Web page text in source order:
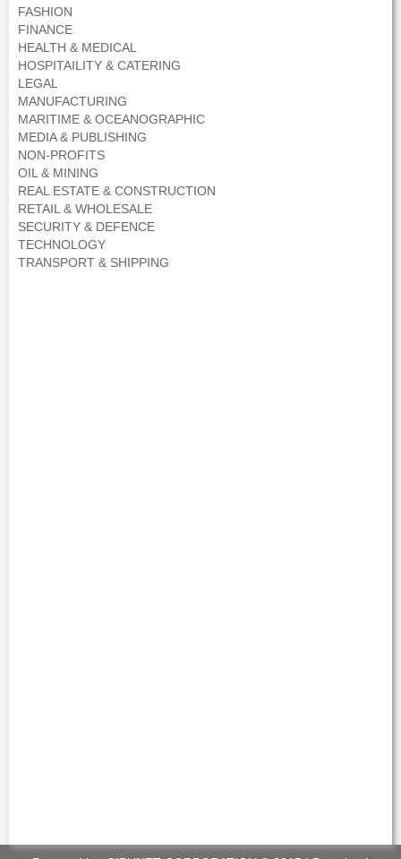
FASHION
FINANCE
HEALTH & MEDICAL
HOSPITAILITY & CATERING
LEGAL
MANUFACTURING
MARITIME & OCEANOGRAPHIC
MEDIA & PUBLISHING
NON-PROFITS
OIL & MINING
REAL ESTATE & CONSTRUCTION
RETAIL & WHOLESALE
SECURITY & DEFENCE
TECHNOLOGY
TRANSPORT & SHIPPING